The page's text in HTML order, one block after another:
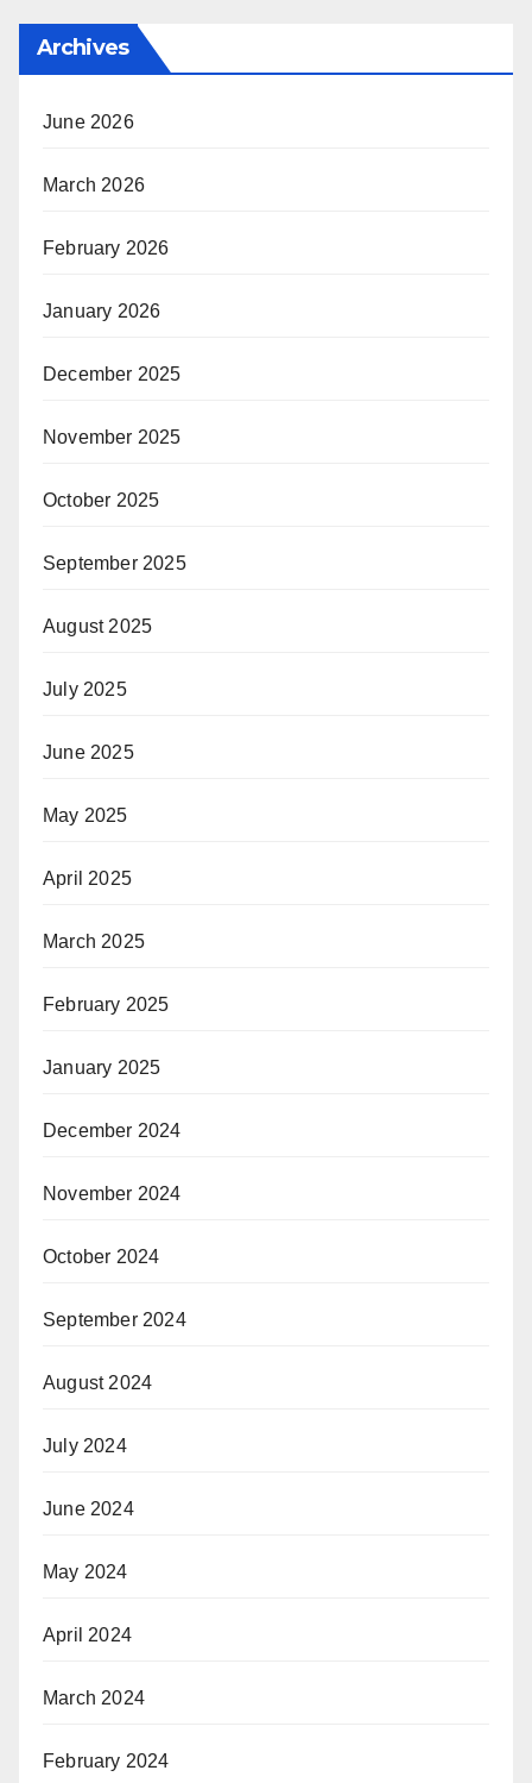
Archives
June 2026
March 2026
February 2026
January 2026
December 2025
November 2025
October 2025
September 2025
August 2025
July 2025
June 2025
May 2025
April 2025
March 2025
February 2025
January 2025
December 2024
November 2024
October 2024
September 2024
August 2024
July 2024
June 2024
May 2024
April 2024
March 2024
February 2024